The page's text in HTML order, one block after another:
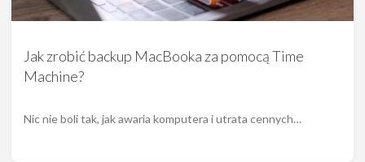
Jak zrobić backup MacBooka za pomocą Time
Machine?
Nic nie boli tak, jak awaria komputera i utrata cennych…